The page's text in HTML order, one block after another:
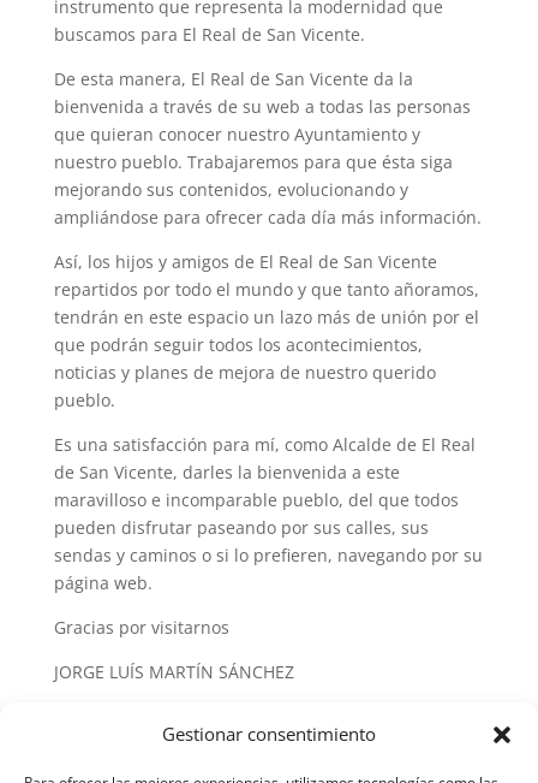
Gestionar consentimiento
instrumento que representa la modernidad que
buscamos para El Real de San Vicente.
De esta manera, El Real de San Vicente da la
bienvenida a través de su web a todas las personas
que quieran conocer nuestro Ayuntamiento y
nuestro pueblo. Trabajaremos para que ésta siga
mejorando sus contenidos, evolucionando y
ampliándose para ofrecer cada día más información.
Así, los hijos y amigos de El Real de San Vicente
repartidos por todo el mundo y que tanto añoramos,
tendrán en este espacio un lazo más de unión por el
que podrán seguir todos los acontecimientos,
noticias y planes de mejora de nuestro querido
pueblo.
Es una satisfacción para mí, como Alcalde de El Real
de San Vicente, darles la bienvenida a este
maravilloso e incomparable pueblo, del que todos
pueden disfrutar paseando por sus calles, sus
sendas y caminos o si lo prefieren, navegando por su
página web.
Gracias por visitarnos
JORGE LUÍS MARTÍN SÁNCHEZ